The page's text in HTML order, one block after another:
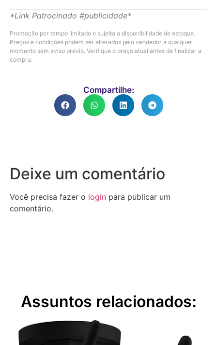
*Link Patrocinado #publicidade*
Promoção por tempo limitado e sujeita à disponibilidade de estoque.
Preços e condições podem ser alterados pelo vendedor a qualquer
momento sem aviso prévio. Verifique o preço atual antes de finalizar a
compra.
Compartilhe:
Deixe um comentário
Você precisa fazer o login para publicar um
comentário.
Assuntos relacionados: